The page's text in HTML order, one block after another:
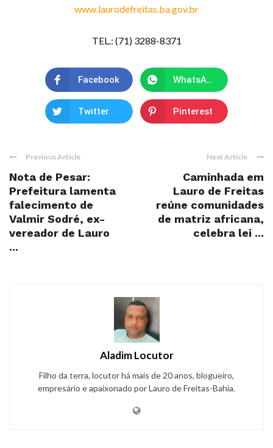
www.laurodefreitas.ba.gov.br
TEL.: (71) 3288-8371
Facebook WhatsApp
Twitter Pinterest
Previous Article
Nota de Pesar:
Prefeitura lamenta
falecimento de
Valmir Sodré, ex-
vereador de Lauro
...
Next Article
Caminhada em
Lauro de Freitas
reúne comunidades
de matriz africana,
celebra lei ...
Aladim Locutor
Filho da terra, locutor há mais de 20 anos, blogueiro,
empresário e apaixonado por Lauro de Freitas-Bahia.